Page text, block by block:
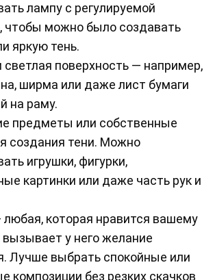
лампу с регулируемой
чтобы можно было создавать
яркую тень.
светлая поверхность — например,
ширма или даже лист бумаги
на раму.
предметы или собственные
создания тени. Можно
игрушки, фигурки,
картинки или даже часть рук и
которая нравится вашему
вызывает у него желание
Лучше выбрать спокойные или
композиции без резких скачков